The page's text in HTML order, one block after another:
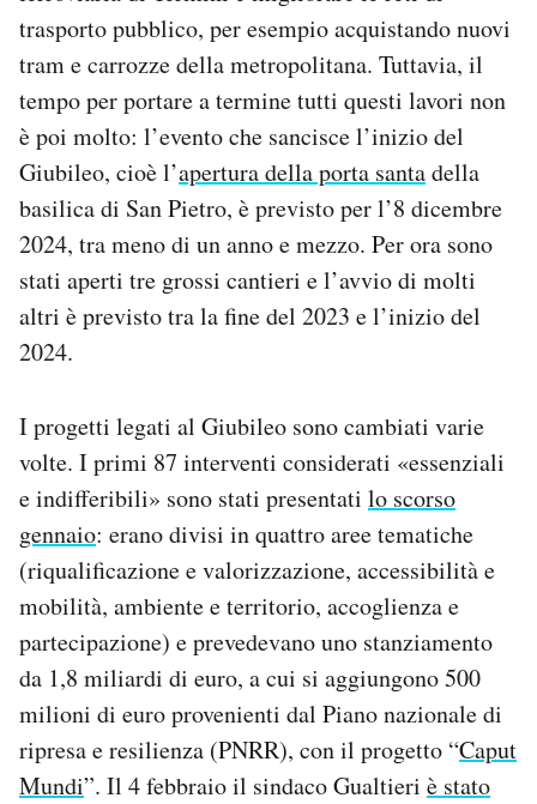
trasporto pubblico, per esempio acquistando nuovi
tram e carrozze della metropolitana. Tuttavia, il
tempo per portare a termine tutti questi lavori non
è poi molto: l’evento che sancisce l’inizio del
Giubileo, cioè l’apertura della porta santadella
basilica di San Pietro, è previsto per l’8 dicembre
2024, tra meno di un anno e mezzo. Per ora sono
stati aperti tre grossi cantieri e l’avvio di molti
altri è previsto tra la fine del 2023 e l’inizio del
2024.
I progetti legati al Giubileo sono cambiati varie
volte. I primi 87 interventi considerati «essenziali
e indifferibili» sono stati presentati lo scorso
gennaio: erano divisi in quattro aree tematiche
(riqualificazione e valorizzazione, accessibilità e
mobilità, ambiente e territorio, accoglienza e
partecipazione) e prevedevano uno stanziamento
da 1,8 miliardi di euro, a cui si aggiungono 500
milioni di euro provenienti dal Piano nazionale di
ripresa e resilienza (PNRR), con il progetto “Caput
Mundi”. Il 4 febbraio il sindaco Gualtieri è stato